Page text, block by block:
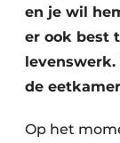
en je wil
er ook best
de
Op het